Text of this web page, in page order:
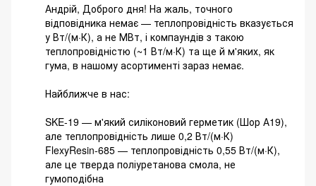
Андрій, Доброго дня! На жаль, точного
відповідника немає — теплопровідність вказується
у Вт/(м·К), а не МВт, і компаундів з такою
теплопровідністю (~1 Вт/м·К) та ще й м'яких, як
гума, в нашому асортименті зараз немає.
Найближче в нас:
SKE-19 — м'який силіконовий герметик (Шор А19),
але теплопровідність лише 0,2 Вт/(м·К)
FlexyResin-685 — теплопровідність 0,55 Вт/(м·К),
але це тверда поліуретанова смола, не
гумоподібна